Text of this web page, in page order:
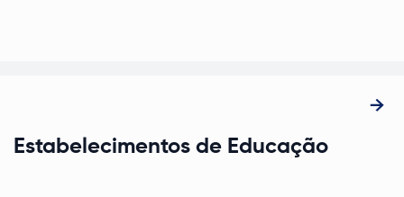
Estabelecimentos de Educação